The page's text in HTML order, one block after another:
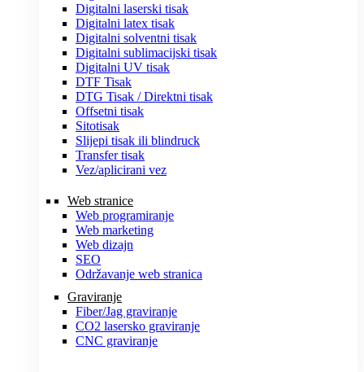
Digitalni laserski tisak
Digitalni latex tisak
Digitalni solventni tisak
Digitalni sublimacijski tisak
Digitalni UV tisak
DTF Tisak
DTG Tisak / Direktni tisak
Offsetni tisak
Sitotisak
Slijepi tisak ili blindruck
Transfer tisak
Vez/aplicirani vez
Web stranice
Web programiranje
Web marketing
Web dizajn
SEO
Održavanje web stranica
Graviranje
Fiber/Jag graviranje
CO2 lasersko graviranje
CNC graviranje